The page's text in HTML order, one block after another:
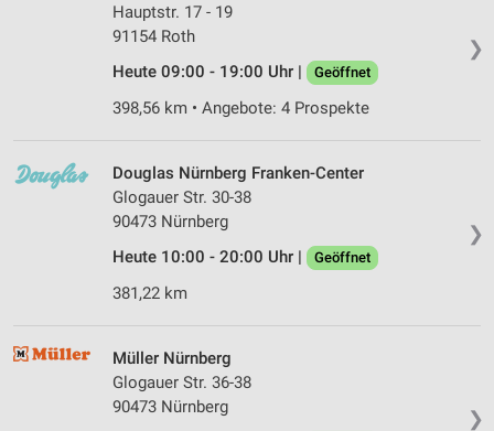
❯
Hauptstr. 17 - 19
91154 Roth
Heute 09:00 - 19:00 Uhr |
Geöffnet
398,56 km • Angebote: 4 Prospekte
❯
Douglas Nürnberg Franken-Center
Glogauer Str. 30-38
90473 Nürnberg
Heute 10:00 - 20:00 Uhr |
Geöffnet
381,22 km
❯
Müller Nürnberg
Glogauer Str. 36-38
90473 Nürnberg
Speichern von oder Zugriff auf Informationen
auf einem Endgerät
Verwendung reduzierter Daten zur Auswahl von
Werbeanzeigen
Werbung
Verwendung von Profilen zur Auswahl
personalisierter Werbung
von Inhalten
personalisierter Inhalte
Messung der Werbeleistung